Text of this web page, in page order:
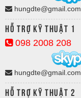
hungdte@gmail.com
Hỗ trợ kỹ thuật 1
098 2008 208
hungdte@gmail.com
Hỗ trợ kỹ thuật 2